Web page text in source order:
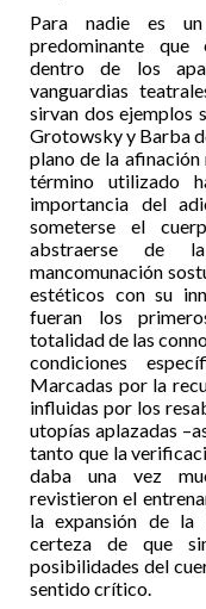
Para nadie es
predominante que
dentro de los
vanguardias
sirvan dos ejemplos
Grotowsky y Barba
plano de la afinación
término utilizado
importancia del
someterse el
abstraerse de
mancomunación
estéticos con su
fueran los
totalidad de las
condiciones
Marcadas por la
influidas por los
utopías aplazadas
tanto que la
daba una vez
revistieron el
la expansión de la
certeza de que
posibilidades del
sentido crítico.